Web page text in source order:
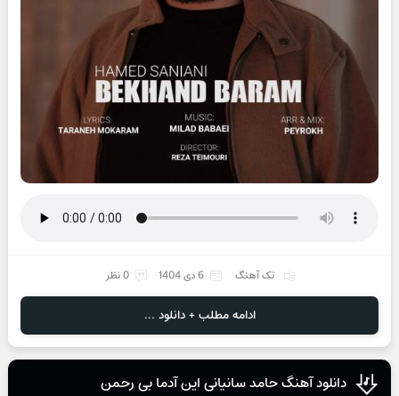
تک آهنگ 6 دی 1404 0 نظر
ادامه مطلب + دانلود ...
دانلود آهنگ حامد سانیانی این آدما بی رحمن